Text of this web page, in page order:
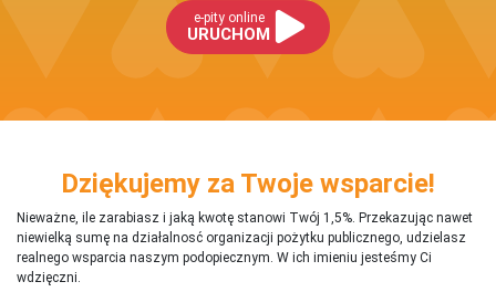
e-pity online
URUCHOM
Dziękujemy za Twoje wsparcie!
Nieważne, ile zarabiasz i jaką kwotę stanowi Twój 1,5%. Przekazując nawet
niewielką sumę na działalnosć organizacji pożytku publicznego, udzielasz
realnego wsparcia naszym podopiecznym. W ich imieniu jesteśmy Ci
wdzięczni.